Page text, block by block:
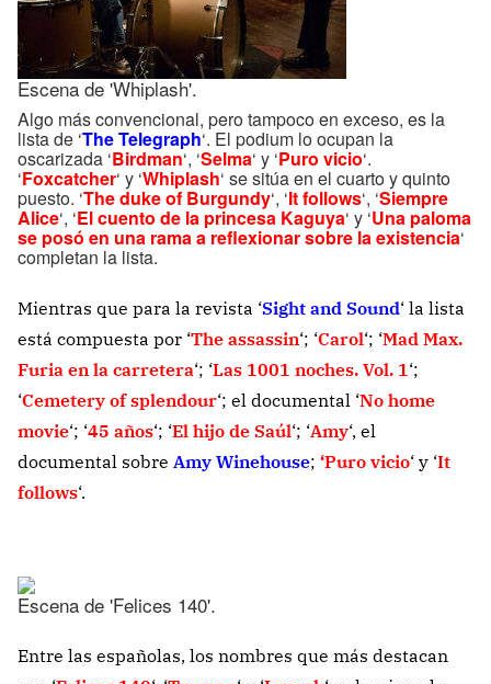
Escena de 'Whiplash'.
Algo más convencional, pero tampoco en exceso, es la
lista de ‘The Telegraph‘. El podium lo ocupan la
oscarizada ‘Birdman‘, ‘Selma‘ y ‘Puro vicio‘.
‘Foxcatcher‘ y ‘Whiplash‘ se sitúa en el cuarto y quinto
puesto. ‘The duke of Burgundy‘, ‘It follows‘, ‘Siempre
Alice‘, ‘El cuento de la princesa Kaguya‘ y ‘Una paloma
se posó en una rama a reflexionar sobre la existencia‘
completan la lista.
Mientras que para la revista ‘Sight and Sound‘ la lista
está compuesta por ‘The assassin‘; ‘Carol‘; ‘Mad Max.
Furia en la carretera‘; ‘Las 1001 noches. Vol. 1 ‘;
‘Cemetery of splendour‘; el documental ‘No home
movie‘; ‘45 años‘; ‘El hijo de Saúl‘; ‘Amy‘, el
documental sobre Amy Winehouse; ‘Puro vicio‘ y ‘It
follows‘.
Escena de 'Felices 140'.
Entre las españolas, los nombres que más destacan